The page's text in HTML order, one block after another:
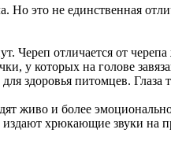
Но это не единственная
Череп отличается от
у которых на голове
здоровья питомцев.
живо и более
хрюкающие звуки на